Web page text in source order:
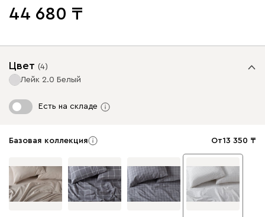
44 680
Цвет (4)
Лейк 2.0 Белый
Есть на складе
Базовая коллекция От13 350